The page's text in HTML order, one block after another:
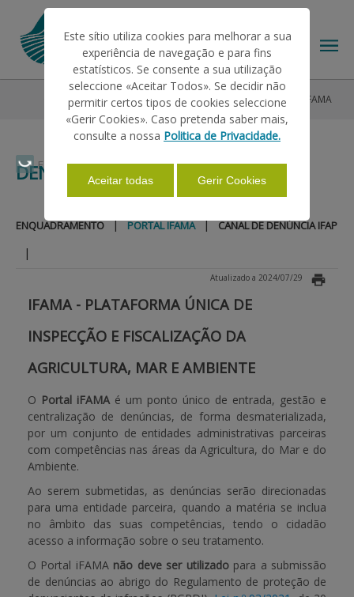
Faça Swipe para ver o menu
AJUDAS/APOIOS
INFORMAÇÕES
PAGAMENTOS
Entrar / Registar
O IFAP Ética e Transparência Denúncias Portal iFAMA
DENÚNCIAS
ENQUADRAMENTO | PORTAL IFAMA | CANAL DE DENÚNCIA IFAP
|
Atualizado a 2024/07/29
IFAMA - PLATAFORMA ÚNICA DE
INSPECÇÃO E FISCALIZAÇÃO DA
AGRICULTURA, MAR E AMBIENTE
O Portal iFAMAé um ponto único de entrada, gestão e
centralização de denúncias, de forma desmaterializada,
por um conjunto de entidades administrativas parceiras
com competências nas áreas da Agricultura, do Mar e do
Ambiente.
Ao serem submetidas, as denúncias serão direcionadas
para uma entidade parceira, quando a matéria se inclua
no âmbito das suas competências, tendo o cidadão
acesso a informação sobre o seu tratamento.
O Portal iFAMA não deve ser utilizadopara a submissão
de denúncias ao abrigo do Regulamento de proteção de
Este sítio utiliza cookies para melhorar a sua
experiência de navegação e para fins
estatísticos. Se consente a sua utilização
seleccione «Aceitar Todos». Se decidir não
permitir certos tipos de cookies seleccione
«Gerir Cookies». Caso pretenda saber mais,
consulte a nossa Politica de Privacidade.
Aceitar todas Gerir Cookies